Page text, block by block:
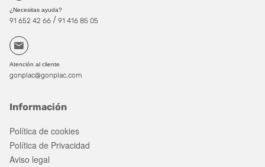
¿Necesitas ayuda?
91 652 42 66 / 91 416 85 05
Atención al cliente
gonplac@gonplac.com
Información
Política de cookies
Política de Privacidad
Aviso legal